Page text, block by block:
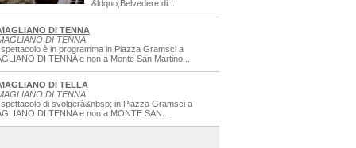
&ldquo;Belvedere di...
DI TENNA
DI TENNA
spettacolo è in programma in Piazza Gramsci a
DI TENNA e non a Monte San Martino...
DI TELLA
DI TENNA
spettacolo di svolgerà&nbsp; in Piazza Gramsci a
DI TENNA e non a MONTE SAN...